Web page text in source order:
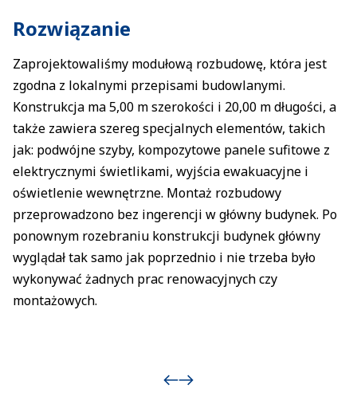
Rozwiązanie
Zaprojektowaliśmy modułową rozbudowę, która jest
zgodna z lokalnymi przepisami budowlanymi.
Konstrukcja ma 5,00 m szerokości i 20,00 m długości, a
także zawiera szereg specjalnych elementów, takich
jak: podwójne szyby, kompozytowe panele sufitowe z
elektrycznymi świetlikami, wyjścia ewakuacyjne i
oświetlenie wewnętrzne. Montaż rozbudowy
przeprowadzono bez ingerencji w główny budynek. Po
ponownym rozebraniu konstrukcji budynek główny
wyglądał tak samo jak poprzednio i nie trzeba było
wykonywać żadnych prac renowacyjnych czy
montażowych.